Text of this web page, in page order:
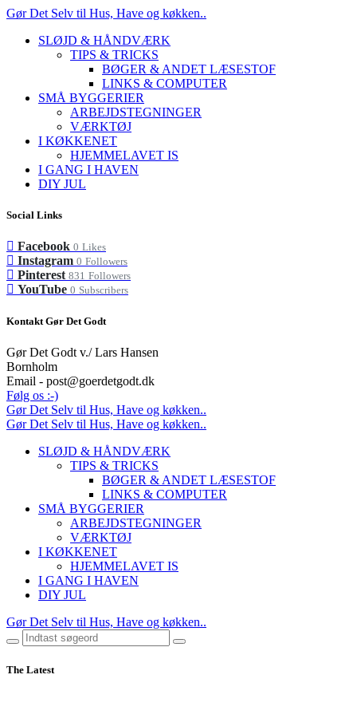
Gør Det Selv til Hus, Have og køkken..
SLØJD & HÅNDVÆRK
TIPS & TRICKS
BØGER & ANDET LÆSESTOF
LINKS & COMPUTER
SMÅ BYGGERIER
ARBEJDSTEGNINGER
VÆRKTØJ
I KØKKENET
HJEMMELAVET IS
I GANG I HAVEN
DIY JUL
Social Links
Facebook 0 Likes
Instagram 0 Followers
Pinterest 831 Followers
YouTube 0 Subscribers
Kontakt Gør Det Godt
Gør Det Godt v./ Lars Hansen
Bornholm
Email - post@goerdetgodt.dk
Følg os :-)
Gør Det Selv til Hus, Have og køkken..
Gør Det Selv til Hus, Have og køkken..
SLØJD & HÅNDVÆRK
TIPS & TRICKS
BØGER & ANDET LÆSESTOF
LINKS & COMPUTER
SMÅ BYGGERIER
ARBEJDSTEGNINGER
VÆRKTØJ
I KØKKENET
HJEMMELAVET IS
I GANG I HAVEN
DIY JUL
Gør Det Selv til Hus, Have og køkken..
The Latest